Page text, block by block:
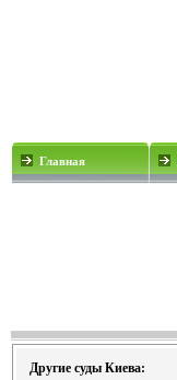
Главная
Другие суды Киева: